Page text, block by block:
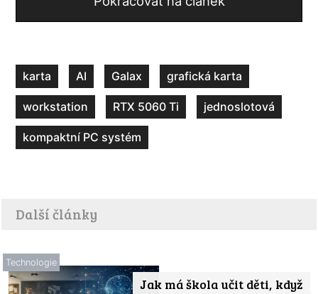
karta AI Galax grafická karta
workstation RTX 5060 Ti jednoslotová
kompaktní PC systém
Další články
Jak má škola učit děti, když
Technologie